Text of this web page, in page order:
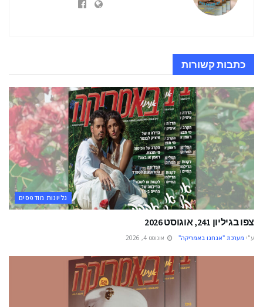
כתבותקשורות
גליונות מודפסים
צפו בגיליון 241, אוגוסט 2026
ע"י מערכת "אנחנו באמריקה" אוגוסט 4, 2026